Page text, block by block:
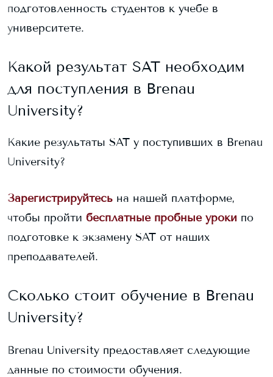
подготовленность студентов к учебе в
университете.
Какой результат SAT необходим
для поступления в Brenau
University?
Какие результаты SAT у поступивших в Brenau
University?
Зарегистрируйтесь на нашей платформе,
чтобы пройти бесплатные пробные уроки по
подготовке к экзамену SAT от наших
преподавателей.
Сколько стоит обучение в Brenau
University?
Brenau University предоставляет следующие
данные по стоимости обучения.